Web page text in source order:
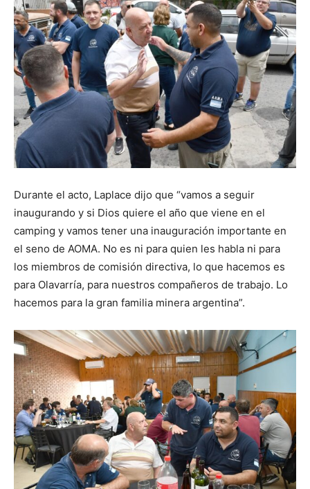
Durante el acto, Laplace dijo que “vamos a seguir
inaugurando y si Dios quiere el año que viene en el
camping y vamos tener una inauguración importante en
el seno de AOMA. No es ni para quien les habla ni para
los miembros de comisión directiva, lo que hacemos es
para Olavarría, para nuestros compañeros de trabajo. Lo
hacemos para la gran familia minera argentina”.